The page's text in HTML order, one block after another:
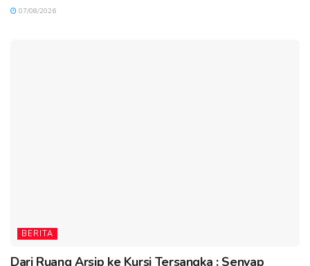
07/08/2026
BERITA
Dari Ruang Arsip ke Kursi Tersangka : Senyap